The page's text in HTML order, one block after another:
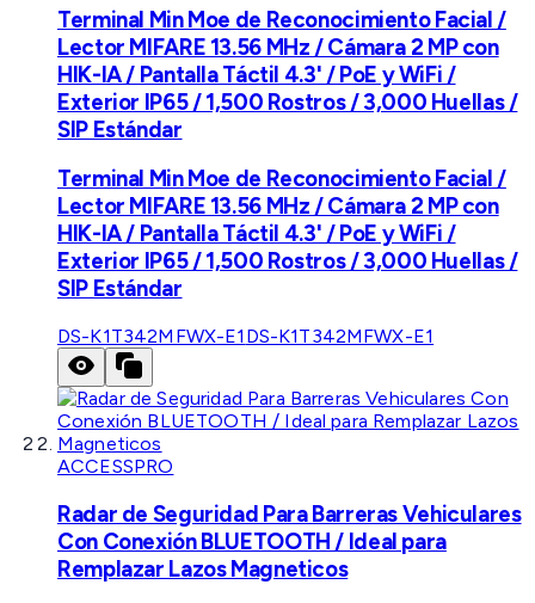
Terminal Min Moe de Reconocimiento Facial /
Lector MIFARE 13.56 MHz / Cámara 2 MP con
HIK-IA / Pantalla Táctil 4.3' / PoE y WiFi /
Exterior IP65 / 1,500 Rostros / 3,000 Huellas /
SIP Estándar
Terminal Min Moe de Reconocimiento Facial /
Lector MIFARE 13.56 MHz / Cámara 2 MP con
HIK-IA / Pantalla Táctil 4.3' / PoE y WiFi /
Exterior IP65 / 1,500 Rostros / 3,000 Huellas /
SIP Estándar
DS-K1T342MFWX-E1 DS-K1T342MFWX-E1
ACCESSPRO
Radar de Seguridad Para Barreras Vehiculares
Con Conexión BLUETOOTH / Ideal para
Remplazar Lazos Magneticos